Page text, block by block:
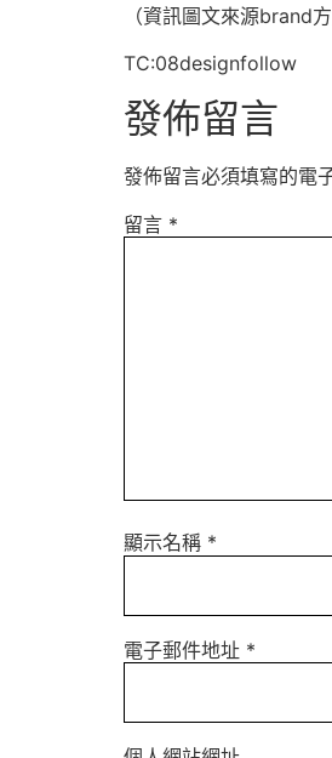
（資訊圖文來源brand方
TC:08designfollow
發佈留言
發佈留言必須填寫的電
留言 *
顯示名稱 *
電子郵件地址 *